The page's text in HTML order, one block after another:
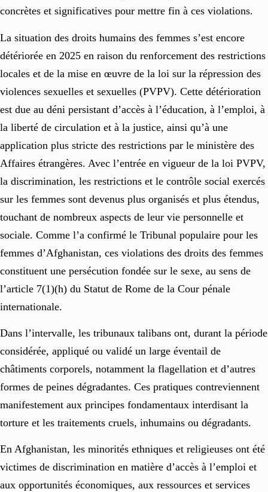
concrètes et significatives pour mettre fin à ces violations.
La situation des droits humains des femmes s’est encore
détériorée en 2025 en raison du renforcement des restrictions
locales et de la mise en œuvre de la loi sur la répression des
violences sexuelles et sexuelles (PVPV). Cette détérioration
est due au déni persistant d’accès à l’éducation, à l’emploi, à
la liberté de circulation et à la justice, ainsi qu’à une
application plus stricte des restrictions par le ministère des
Affaires étrangères. Avec l’entrée en vigueur de la loi PVPV,
la discrimination, les restrictions et le contrôle social exercés
sur les femmes sont devenus plus organisés et plus étendus,
touchant de nombreux aspects de leur vie personnelle et
sociale. Comme l’a confirmé le Tribunal populaire pour les
femmes d’Afghanistan, ces violations des droits des femmes
constituent une persécution fondée sur le sexe, au sens de
l’article 7(1)(h) du Statut de Rome de la Cour pénale
internationale.
Dans l’intervalle, les tribunaux talibans ont, durant la période
considérée, appliqué ou validé un large éventail de
châtiments corporels, notamment la flagellation et d’autres
formes de peines dégradantes. Ces pratiques contreviennent
manifestement aux principes fondamentaux interdisant la
torture et les traitements cruels, inhumains ou dégradants.
En Afghanistan, les minorités ethniques et religieuses ont été
victimes de discrimination en matière d’accès à l’emploi et
aux opportunités économiques, aux ressources et services